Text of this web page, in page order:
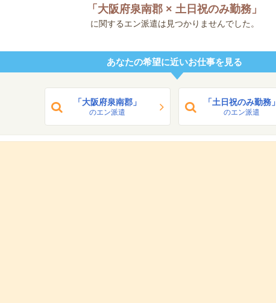
「 大阪府泉南郡 × 土日祝のみ勤務 」
に関するエン派遣は見つかりませんでした。
あなたの希望に近いお仕事を見る
「大阪府泉南郡」
のエン派遣
「土日祝のみ勤務」
のエン派遣